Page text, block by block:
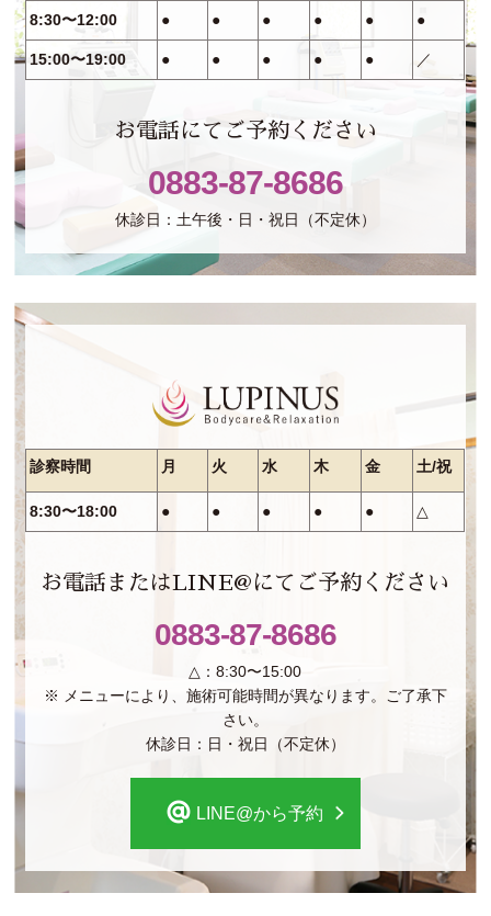
8:30〜12:00 ● ● ● ● ● ●
15:00〜19:00 ● ● ● ● ● ／
お電話にてご予約ください
0883-87-8686
休診日：土午後・日・祝日（不定休）
診察時間 月 火 水 木 金 土/祝
8:30〜18:00 ● ● ● ● ● △
お電話またはLINE@にてご予約ください
0883-87-8686
△：8:30〜15:00
※ メニューにより、施術可能時間が異なります。ご了承下
さい。
休診日：日・祝日（不定休）
LINE@から予約